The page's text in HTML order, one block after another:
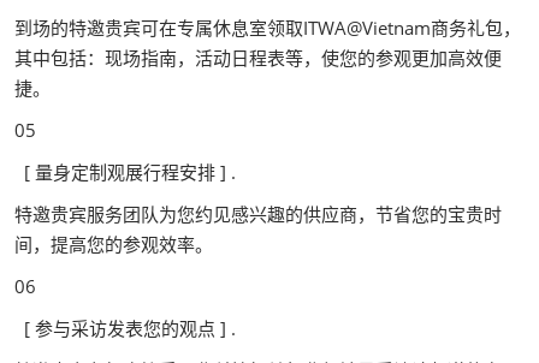
到场的特邀贵宾可在专属休息室领取ITWA@Vietnam商务礼包，
其中包括：现场指南，活动日程表等，使您的参观更加高效便
捷。
05
[ 量身定制观展行程安排 ] .
特邀贵宾服务团队为您约见感兴趣的供应商，节省您的宝贵时
间，提高您的参观效率。
06
[ 参与采访发表您的观点 ] .